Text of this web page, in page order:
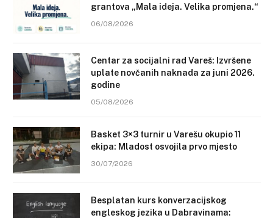
grantova „Mala ideja. Velika promjena.“
06/08/2026
Centar za socijalni rad Vareš: Izvršene
uplate novčanih naknada za juni 2026.
godine
05/08/2026
Basket 3×3 turnir u Varešu okupio 11
ekipa: Mladost osvojila prvo mjesto
30/07/2026
Besplatan kurs konverzacijskog
engleskog jezika u Dabravinama: